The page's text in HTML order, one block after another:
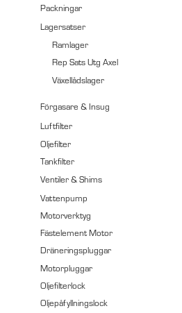
Packningar
Lagersatser
Ramlager
Rep Sats Utg Axel
Växellådslager
Förgasare & Insug
Luftfilter
Oljefilter
Tankfilter
Ventiler & Shims
Vattenpump
Motorverktyg
Fästelement Motor
Dräneringspluggar
Motorpluggar
Oljefilterlock
Oljepåfyllningslock